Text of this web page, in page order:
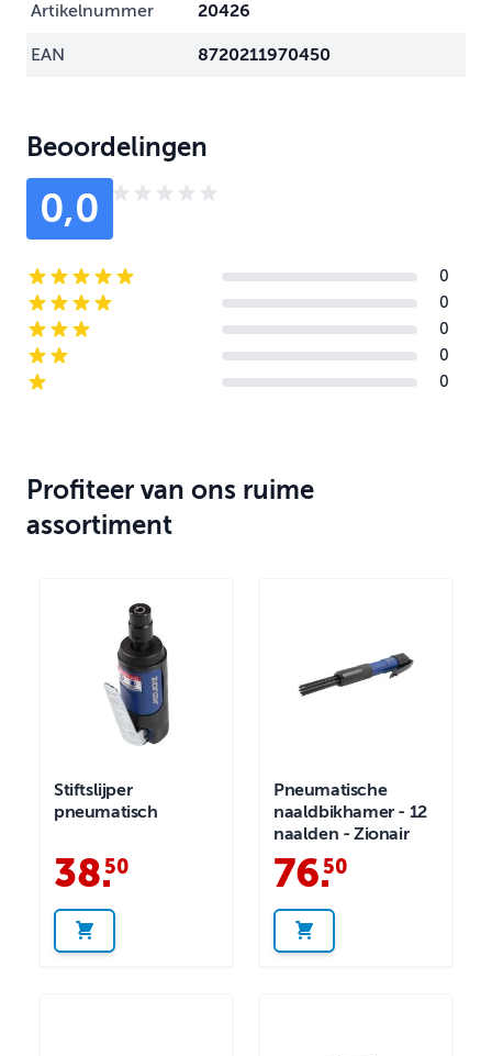
Artikelnummer 20426
EAN 8720211970450
Beoordelingen
0,0
5-star reviews
0
4-star reviews
0
3-star reviews
0
2-star reviews
0
1-star reviews
0
Profiteer van ons ruime
assortiment
Stiftslijper
pneumatisch
38.
50
Pneumatische
naaldbikhamer - 12
naalden - Zionair
76.
50